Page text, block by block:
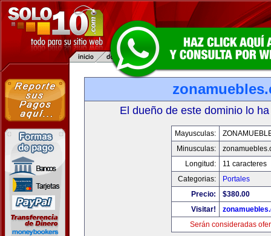
El dueño de este dominio lo
Mayusculas:
Minusculas:
Longitud:
11 caracteres
Categorias:
Portales
Precio:
$380.00
Visitar!
Serán consideradas